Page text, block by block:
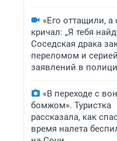
«Его оттащили,
кричал: „Я тебя
Соседская драка
переломом и серией
заявлений в
«В переходе с
бомжом». Туристка
рассказала, как
время налета